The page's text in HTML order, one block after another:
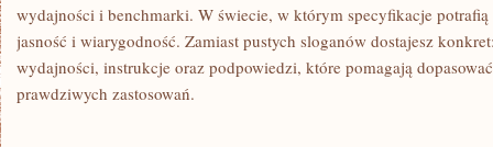
wydajności i benchmarki. W świecie, w którym specyfikacje
jasność i wiarygodność. Zamiast pustych sloganów dostajesz
wydajności, instrukcje oraz podpowiedzi, które pomagają
prawdziwych zastosowań.